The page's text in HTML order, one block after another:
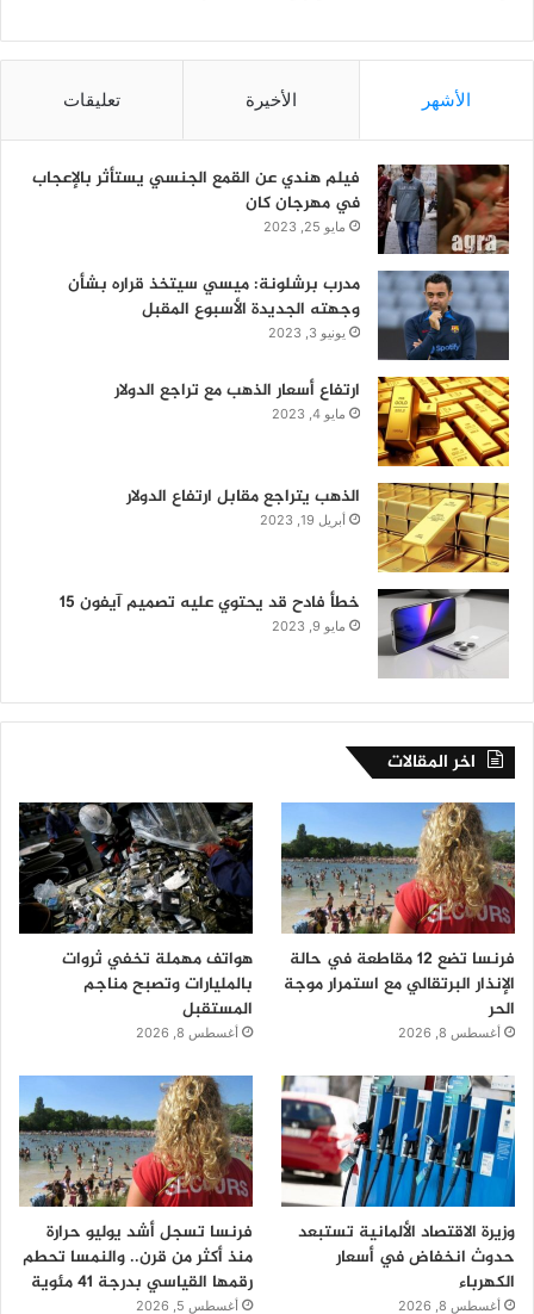
الأشهر الأخيرة تعليقات
فيلم هندي عن القمع الجنسي يستأثر بالإعجاب
في مهرجان كان
مايو 25, 2023
مدرب برشلونة: ميسي سيتخذ قراره بشأن
وجهته الجديدة الأسبوع المقبل
يونيو 3, 2023
ارتفاع أسعار الذهب مع تراجع الدولار
مايو 4, 2023
الذهب يتراجع مقابل ارتفاع الدولار
أبريل 19, 2023
خطأ فادح قد يحتوي عليه تصميم آيفون 15
مايو 9, 2023
اخر المقالات
فرنسا تضع 12 مقاطعة في حالة
الإنذار البرتقالي مع استمرار موجة
الحر
أغسطس 8, 2026
هواتف مهملة تخفي ثروات
بالمليارات وتصبح مناجم
المستقبل
أغسطس 8, 2026
وزيرة الاقتصاد الألمانية تستبعد
حدوث انخفاض في أسعار
الكهرباء
أغسطس 8, 2026
فرنسا تسجل أشد يوليو حرارة
منذ أكثر من قرن.. والنمسا تحطم
رقمها القياسي بدرجة 41 مئوية
أغسطس 5, 2026